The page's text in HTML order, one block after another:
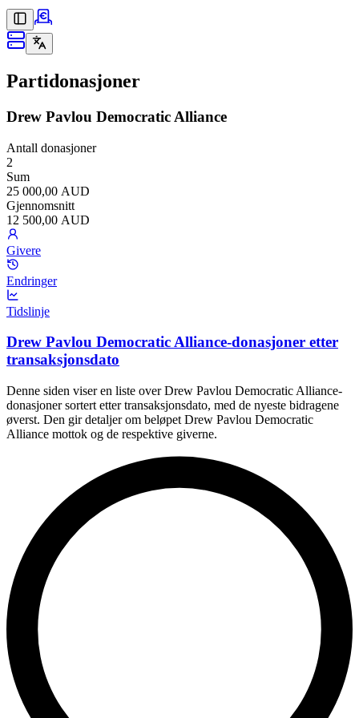
Partidonasjoner
Drew Pavlou Democratic Alliance
Antall donasjoner
2
Sum
25 000,00 AUD
Gjennomsnitt
12 500,00 AUD
Givere
Endringer
Tidslinje
Drew Pavlou Democratic Alliance-donasjoner etter
transaksjonsdato
Denne siden viser en liste over Drew Pavlou Democratic Alliance-
donasjoner sortert etter transaksjonsdato, med de nyeste bidragene
øverst. Den gir detaljer om beløpet Drew Pavlou Democratic
Alliance mottok og de respektive giverne.